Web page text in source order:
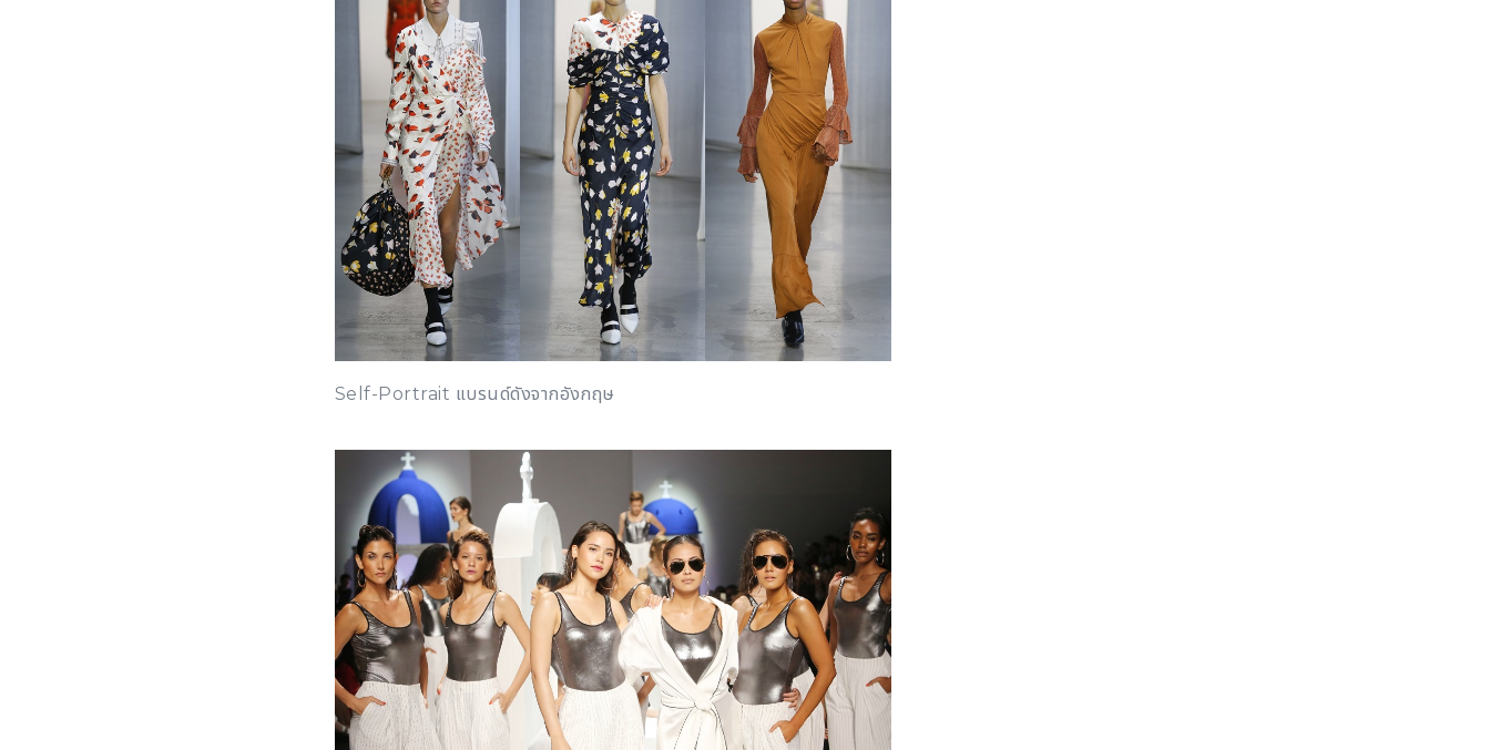
Self-Portrait แบรนด์ดังจากอังกฤษ